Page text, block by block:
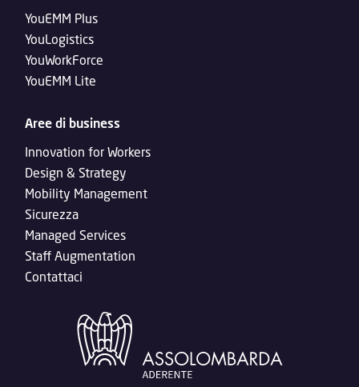
YouEMM Plus
YouLogistics
YouWorkForce
YouEMM Lite
Aree di business
Innovation for Workers
Design & Strategy
Mobility Management
Sicurezza
Managed Services
Staff Augmentation
Contattaci